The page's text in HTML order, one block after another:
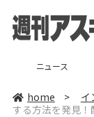
ニュース
home > イ
する方法を発見！